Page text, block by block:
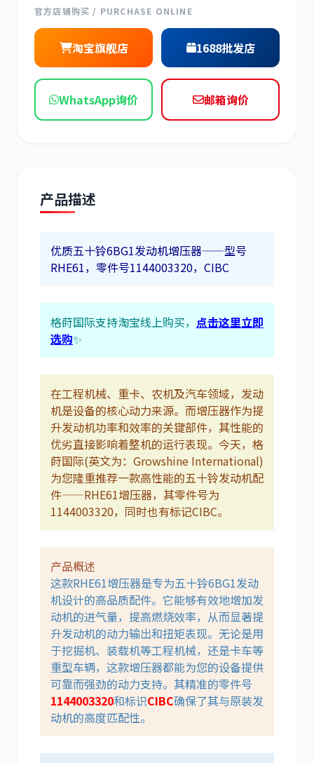
斗山 三一
奔驰 加藤
大宇 丰田
约翰迪尔
官方店铺购买 / PURCHASE ONLINE
淘宝旗舰店 1688批发店
WhatsApp询价 邮箱询价
产品描述
优质五十铃6BG1发动机增压器——型号
RHE61，零件号1144003320，CIBC
格莳国际支持淘宝线上购买， 点击这里立即
选购✨
在工程机械、重卡、农机及汽车领域，发动
机是设备的核心动力来源。而增压器作为提
升发动机功率和效率的关键部件，其性能的
优劣直接影响着整机的运行表现。今天，格
莳国际(英文为：Growshine International)
为您隆重推荐一款高性能的五十铃发动机配
件——RHE61增压器，其零件号为
1144003320，同时也有标记CIBC。
产品概述
这款RHE61增压器是专为五十铃6BG1发动
机设计的高品质配件。它能够有效地增加发
动机的进气量，提高燃烧效率，从而显著提
升发动机的动力输出和扭矩表现。无论是用
于挖掘机、装载机等工程机械，还是卡车等
重型车辆，这款增压器都能为您的设备提供
可靠而强劲的动力支持。其精准的零件号
1144003320和标识CIBC确保了其与原装发
动机的高度匹配性。